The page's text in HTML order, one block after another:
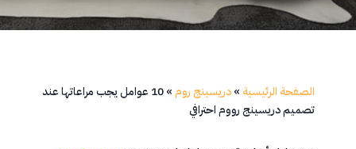
الصفحة الرئيسية »دريسينج روم»
10 عوامل يجب مراعاتها عند
تصميم دريسينج رووم احترافي